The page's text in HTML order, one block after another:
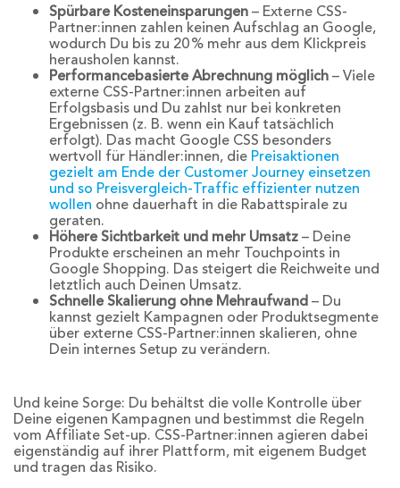
Spürbare Kosteneinsparungen– Externe CSS-
Partner:innen zahlen keinen Aufschlag an Google,
wodurch Du bis zu 20 % mehr aus dem Klickpreis
herausholen kannst.
Performancebasierte Abrechnung möglich– Viele
externe CSS-Partner:innen arbeiten auf
Erfolgsbasis und Du zahlst nur bei konkreten
Ergebnissen (z. B. wenn ein Kauf tatsächlich
erfolgt). Das macht Google CSS besonders
wertvoll für Händler:innen, die Preisaktionen
gezielt am Ende der Customer Journey einsetzen
und so Preisvergleich-Traffic effizienter nutzen
wollen ohne dauerhaft in die Rabattspirale zu
geraten.
Höhere Sichtbarkeit und mehr Umsatz– Deine
Produkte erscheinen an mehr Touchpoints in
Google Shopping. Das steigert die Reichweite und
letztlich auch Deinen Umsatz.
Schnelle Skalierung ohne Mehraufwand– Du
kannst gezielt Kampagnen oder Produktsegmente
über externe CSS-Partner:innen skalieren, ohne
Dein internes Setup zu verändern.
Und keine Sorge: Du behältst die volle Kontrolle über
Deine eigenen Kampagnen und bestimmst die Regeln
vom Affiliate Set-up. CSS-Partner:innen agieren dabei
eigenständig auf ihrer Plattform, mit eigenem Budget
und tragen das Risiko.